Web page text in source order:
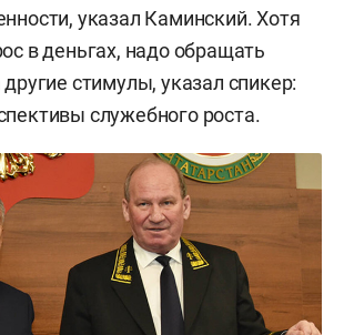
указал Каминский. Хотя
в деньгах, надо обращать
стимулы, указал спикер:
служебного роста.